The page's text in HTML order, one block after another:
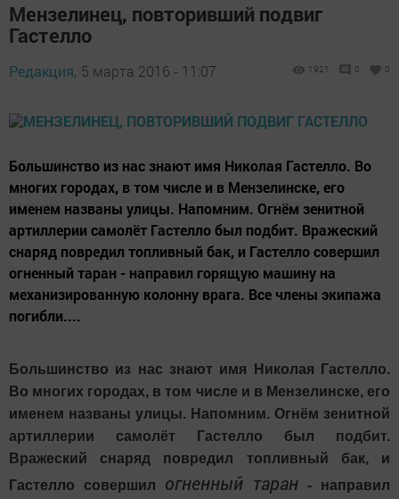
Мензелинец, повторивший подвиг
Гастелло
Редакция, 5 марта 2016 - 11:07 1921 0 0
Большинство из нас знают имя Николая Гастелло. Во
многих городах, в том числе и в Мензелинске, его
именем названы улицы. Напомним. Огнём зенитной
артиллерии самолёт Гастелло был подбит. Вражеский
снаряд повредил топливный бак, и Гастелло совершил
огненный таран - направил горящую машину на
механизированную колонну врага. Все члены экипажа
погибли....
Большинство из нас знают имя Николая Гастелло.
Во многих городах, в том числе и в Мензелинске, его
именем названы улицы. Напомним. Огнём зенитной
артиллерии самолёт Гастелло был подбит.
Вражеский снаряд повредил топливный бак, и
Гастелло совершил огненный таран - направил